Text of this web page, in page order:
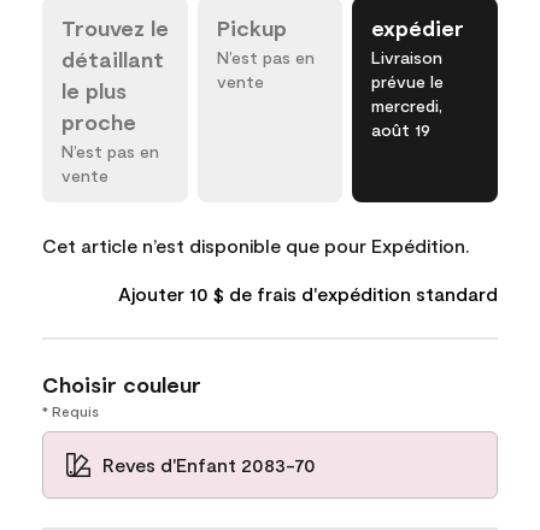
Trouvez le
détaillant
le plus
proche
N’est pas en
vente
Pickup
N’est pas en
vente
expédier
Livraison
prévue le
mercredi,
août 19
Cet article n’est disponible que pour Expédition.
Ajouter 10 $ de frais d'expédition standard
Choisir couleur
* Requis
Reves d'Enfant 2083-70